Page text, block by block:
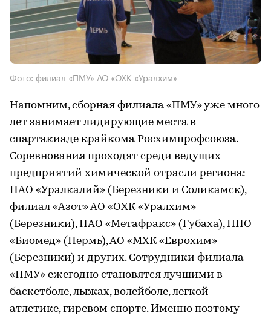
Фото: филиал «ПМУ» АО «ОХК «Уралхим»
Напомним, сборная филиала «ПМУ» уже много
лет занимает лидирующие места в
спартакиаде крайкома Росхимпрофсоюза.
Соревнования проходят среди ведущих
предприятий химической отрасли региона:
ПАО «Уралкалий» (Березники и Соликамск),
филиал «Азот» АО «ОХК «Уралхим»
(Березники), ПАО «Метафракс» (Губаха), НПО
«Биомед» (Пермь), АО «МХК «Еврохим»
(Березники) и других. Сотрудники филиала
«ПМУ» ежегодно становятся лучшими в
баскетболе, лыжах, волейболе, легкой
атлетике, гиревом спорте. Именно поэтому